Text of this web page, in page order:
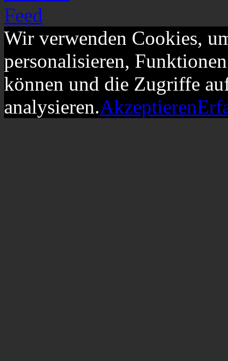
Wir verwenden Cookies,
personalisieren,
können und die Zugriffe
analysieren.Akzeptieren